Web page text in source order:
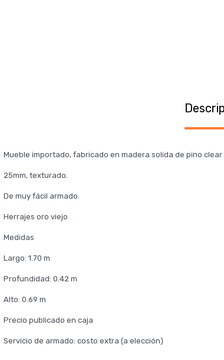
Mueble importado, fabricado en madera solida de pino
25mm, texturado.
De muy fácil armado.
Herrajes oro viejo
Medidas
Largo: 1.70 m
Profundidad: 0.42 m
Alto: 0.69 m
Precio publicado en caja
Servicio de armado: costo extra (a elección)